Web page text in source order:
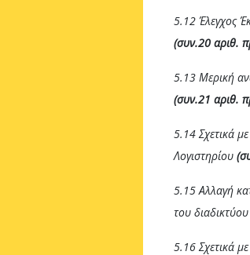
5.12 Έλεγχος
(συν.20 αριθ.
5.13 Μερική
(συν.21 αριθ.
5.14 Σχετικά
Λογιστηρίου
5.15 Αλλαγή
του διαδικτύου
5.16 Σχετικά